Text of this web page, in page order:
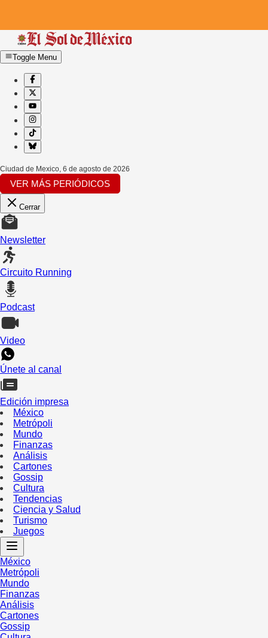
Toggle Menu
Ciudad de Mexico, 6 de agosto de 2026
VER MÁS PERIÓDICOS
Cerrar
Newsletter
Circuito Running
Podcast
Video
Únete al canal
Edición impresa
México
Metrópoli
Mundo
Finanzas
Análisis
Cartones
Gossip
Cultura
Tendencias
Ciencia y Salud
Turismo
Juegos
México
Metrópoli
Mundo
Finanzas
Análisis
Cartones
Gossip